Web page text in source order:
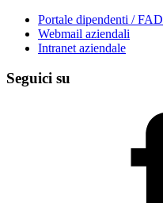
Portale dipendenti / FAD
Webmail aziendali
Intranet aziendale
Seguici su